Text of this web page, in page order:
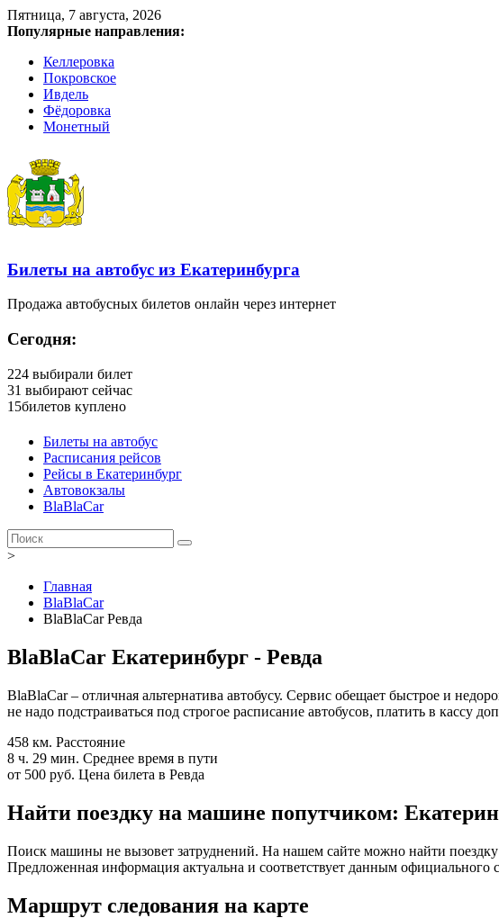
Пятница, 7 августа, 2026
Популярные направления:
Келлеровка
Покровское
Ивдель
Фёдоровка
Монетный
Билеты на автобус из Екатеринбурга
Продажа автобусных билетов онлайн через интернет
Сегодня:
224 выбирали билет
31 выбирают сейчас
15билетов куплено
Билеты на автобус
Расписания рейсов
Рейсы в Екатеринбург
Автовокзалы
BlaBlaCar
>
Главная
BlaBlaCar
BlaBlaCar Ревда
BlaBlaCar Екатеринбург - Ревда
BlaBlaCar – отличная альтернатива автобусу. Сервис обещает быстрое и
не надо подстраиваться под строгое расписание автобусов, платить в кассу
458 км. Расстояние
8 ч. 29 мин. Среднее время в пути
от 500 руб. Цена билета в Ревда
Найти поездку на машине попутчиком:
Поиск машины не вызовет затруднений. На нашем сайте можно найти
Предложенная информация актуальна и соответствует данным
Маршрут следования на карте